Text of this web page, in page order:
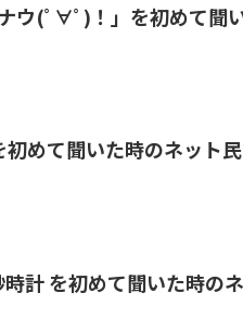
ウ(ﾟ∀ﾟ)！」を初めて聞
めて聞いた時のネット
計 を初めて聞いた時の